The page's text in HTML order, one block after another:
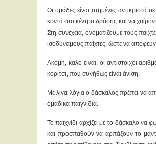
Οι ομάδες είναι στημένες
κοντά στο κέντρο δράσης και να
Στη συνέχεια, ονοματίζουμε τους
ισοδύναμους παίχτες, ώστε να
Ακόμη, καλό είναι, οι αντίστοιχοι
κορίτσι, που συνήθως είναι άνιση.
Με λίγα λόγια ο δάσκαλος πρέπει να
ομαδικά παιγνίδια.
Το παιχνίδι αρχίζει με το δάσκαλο
και προσπαθούν να αρπάξουν το